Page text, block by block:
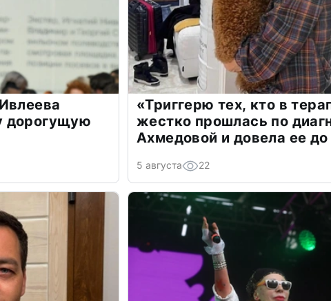
дорогущую
«Триггерю тех, кто в
жестко прошлась по
Ахмедовой и довела ее до
5 августа 22